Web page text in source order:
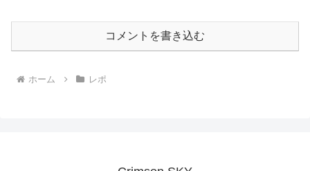
コメントを書き込む
ホーム レポ